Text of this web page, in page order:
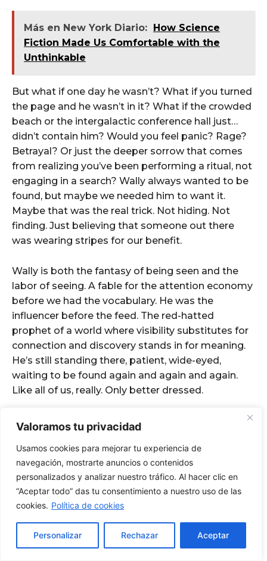
Valoramos tu privacidad
Usamos cookies para mejorar tu experiencia de
navegación, mostrarte anuncios o contenidos
personalizados y analizar nuestro tráfico. Al hacer clic en
“Aceptar todo” das tu consentimiento a nuestro uso de las
cookies. Política de cookies
Personalizar Rechazar Aceptar